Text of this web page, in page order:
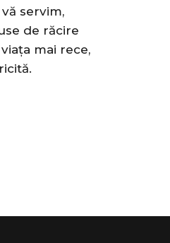
servim,
de răcire
mai rece,